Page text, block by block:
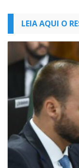
LEIA AQUI O